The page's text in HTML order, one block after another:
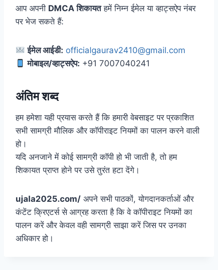
आप अपनी DMCA शिकायतहमें निम्न ईमेल या व्हाट्सऐप नंबर
पर भेज सकते हैं:
ईमेल आईडी: officialgaurav2410@gmail.com
मोबाइल/व्हाट्सऐप: +91 7007040241
अंतिम शब्द
हम हमेशा यही प्रयास करते हैं कि हमारी वेबसाइट पर प्रकाशित
सभी सामग्री मौलिक और कॉपीराइट नियमों का पालन करने वाली
हो।
यदि अनजाने में कोई सामग्री कॉपी हो भी जाती है, तो हम
शिकायत प्राप्त होने पर उसे तुरंत हटा देंगे।
ujala2025.com/ अपने सभी पाठकों, योगदानकर्ताओं और
कंटेंट क्रिएटर्स से आग्रह करता है कि वे कॉपीराइट नियमों का
पालन करें और केवल वही सामग्री साझा करें जिस पर उनका
अधिकार हो।